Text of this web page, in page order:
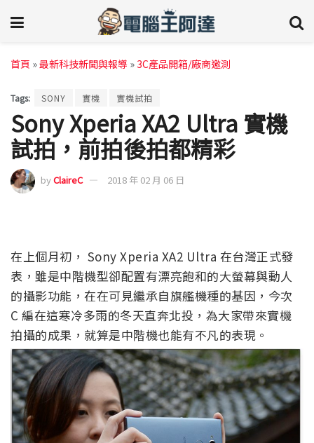
首頁 »最新科技新聞與報導 »3C產品開箱/廠商邀測
Tags: SONY 實機 實機試拍
Sony Xperia XA2 Ultra 實機
試拍，前拍後拍都精彩
byClaireC 2018 年 02 月 06 日
在上個月初， Sony Xperia XA2 Ultra 在台灣正式發
表，雖是中階機型卻配置有漂亮飽和的大螢幕與動人
的攝影功能，在在可見繼承自旗艦機種的基因，今次
C 編在這寒冷多雨的冬天直奔北投，為大家帶來實機
拍攝的成果，就算是中階機也能有不凡的表現。